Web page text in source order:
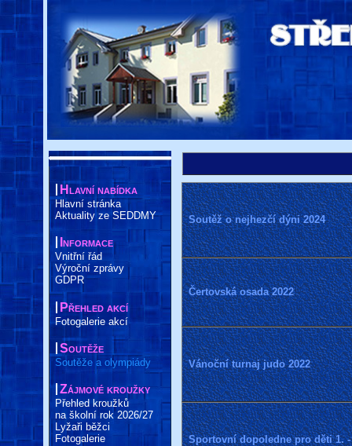
Hlavní nabídka
Hlavní stránka
Aktuality ze SEDDMY
Informace
Vnitřní řád
Výroční zprávy
GDPR
Přehled akcí
Fotogalerie akcí
Soutěže
Soutěže a olympiády
Zájmové kroužky
Přehled kroužků
na školní rok 2026/27
Lyžaři běžci
Fotogalerie
Soutěž o nejhezčí dýni 2024
Čertovská osada 2022
Vánoční turnaj judo 2022
Sportovní dopoledne pro děti 1. -